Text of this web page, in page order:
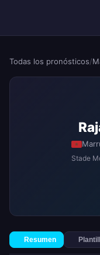
Todas los pronósticos/
Stade
Resumen